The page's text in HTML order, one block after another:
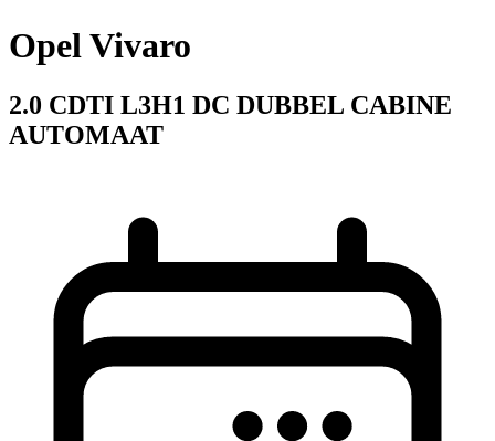
Opel Vivaro
2.0 CDTI L3H1 DC DUBBEL CABINE
AUTOMAAT